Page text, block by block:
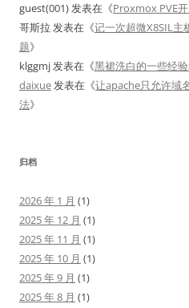
guest(001)发表在《Proxmox PVE
哥斯拉 发表在《记一次超微X8SIL主
题》
klggmj发表在《黑裙洗白的一些经
daixue发表在《让apache只允许域
法》
归档
2026 年 1 月 (1)
2025 年 12 月 (1)
2025 年 11 月 (1)
2025 年 10 月 (1)
2025 年 9 月 (1)
2025 年 8 月 (1)